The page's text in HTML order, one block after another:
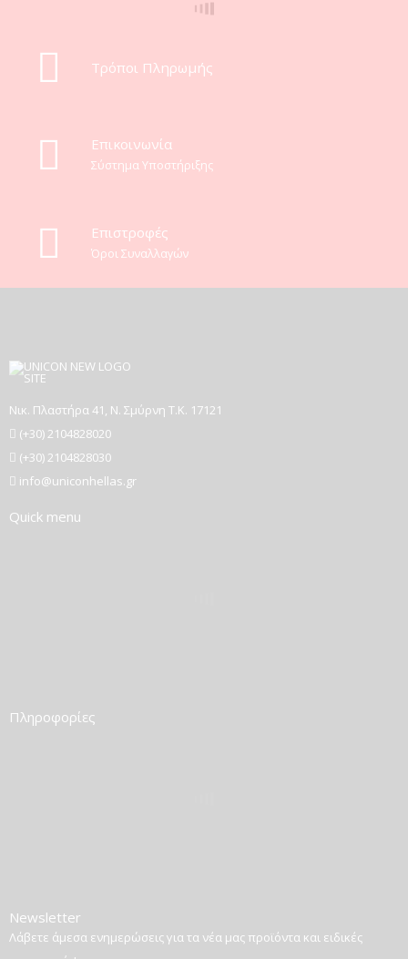
Τρόποι Πληρωμής
Eπικοινωνία
Σύστημα Υποστήριξης
Επιστροφές
Όροι Συναλλαγών
Νικ. Πλαστήρα 41, Ν. Σμύρνη T.K. 17121
(+30) 2104828020
(+30) 2104828030
info@uniconhellas.gr
Quick menu
Πληροφορίες
Newsletter
Λάβετε άμεσα ενημερώσεις για τα νέα μας προϊόντα και ειδικές